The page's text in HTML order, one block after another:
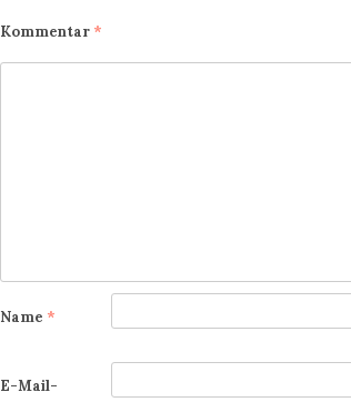
Kommentar *
Name *
E-Mail-